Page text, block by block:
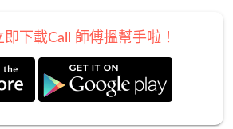
下載Call 師傅搵幫手啦！